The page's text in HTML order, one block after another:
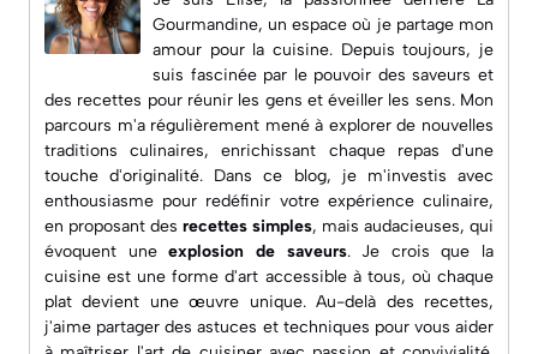
Gourmandine, un espace où je partage mon
amour pour la cuisine. Depuis toujours, je
suis fascinée par le pouvoir des saveurs et
des recettes pour réunir les gens et éveiller les sens. Mon
parcours m'a régulièrement mené à explorer de nouvelles
traditions culinaires, enrichissant chaque repas d'une
touche d'originalité. Dans ce blog, je m'investis avec
enthousiasme pour redéfinir votre expérience culinaire,
en proposant des recettes simples, mais audacieuses, qui
évoquent uneexplosion de saveurs. Je crois que la
cuisine est une forme d'art accessible à tous, où chaque
plat devient une œuvre unique. Au-delà des recettes,
j'aime partager des astuces et techniques pour vous aider